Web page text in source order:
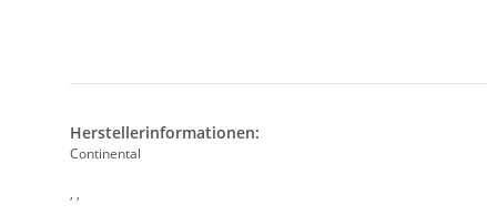
Herstellerinformationen:
Continental
, ,